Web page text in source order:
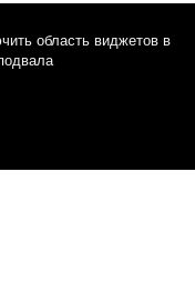
область виджетов в